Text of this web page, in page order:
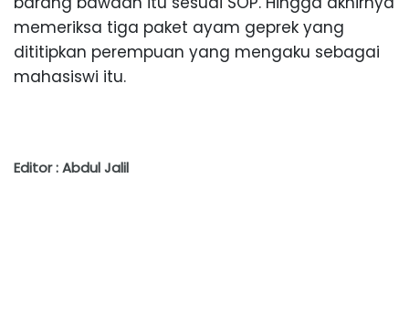
memeriksa tiga paket ayam geprek yang
dititipkan perempuan yang mengaku sebagai
mahasiswi itu.
Editor : Abdul Jalil